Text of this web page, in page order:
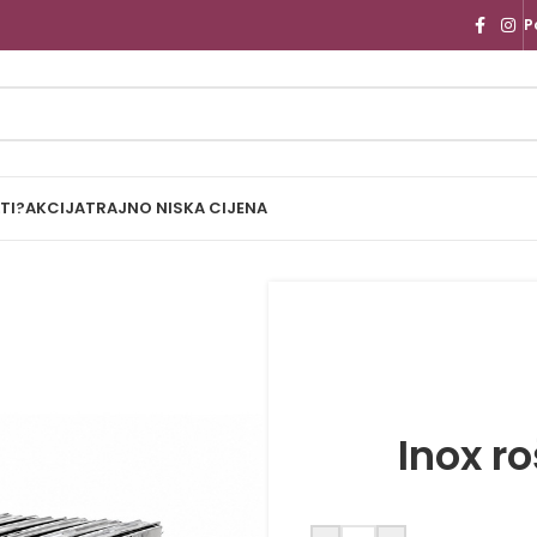
AKCIJATRAJNO NISKA CIJENA
Inox